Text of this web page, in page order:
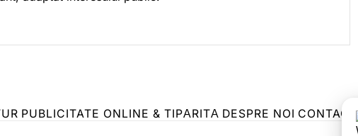
PUBLICITATE ONLINE & TIPĂRITĂ DESPRE NOI CONTACT